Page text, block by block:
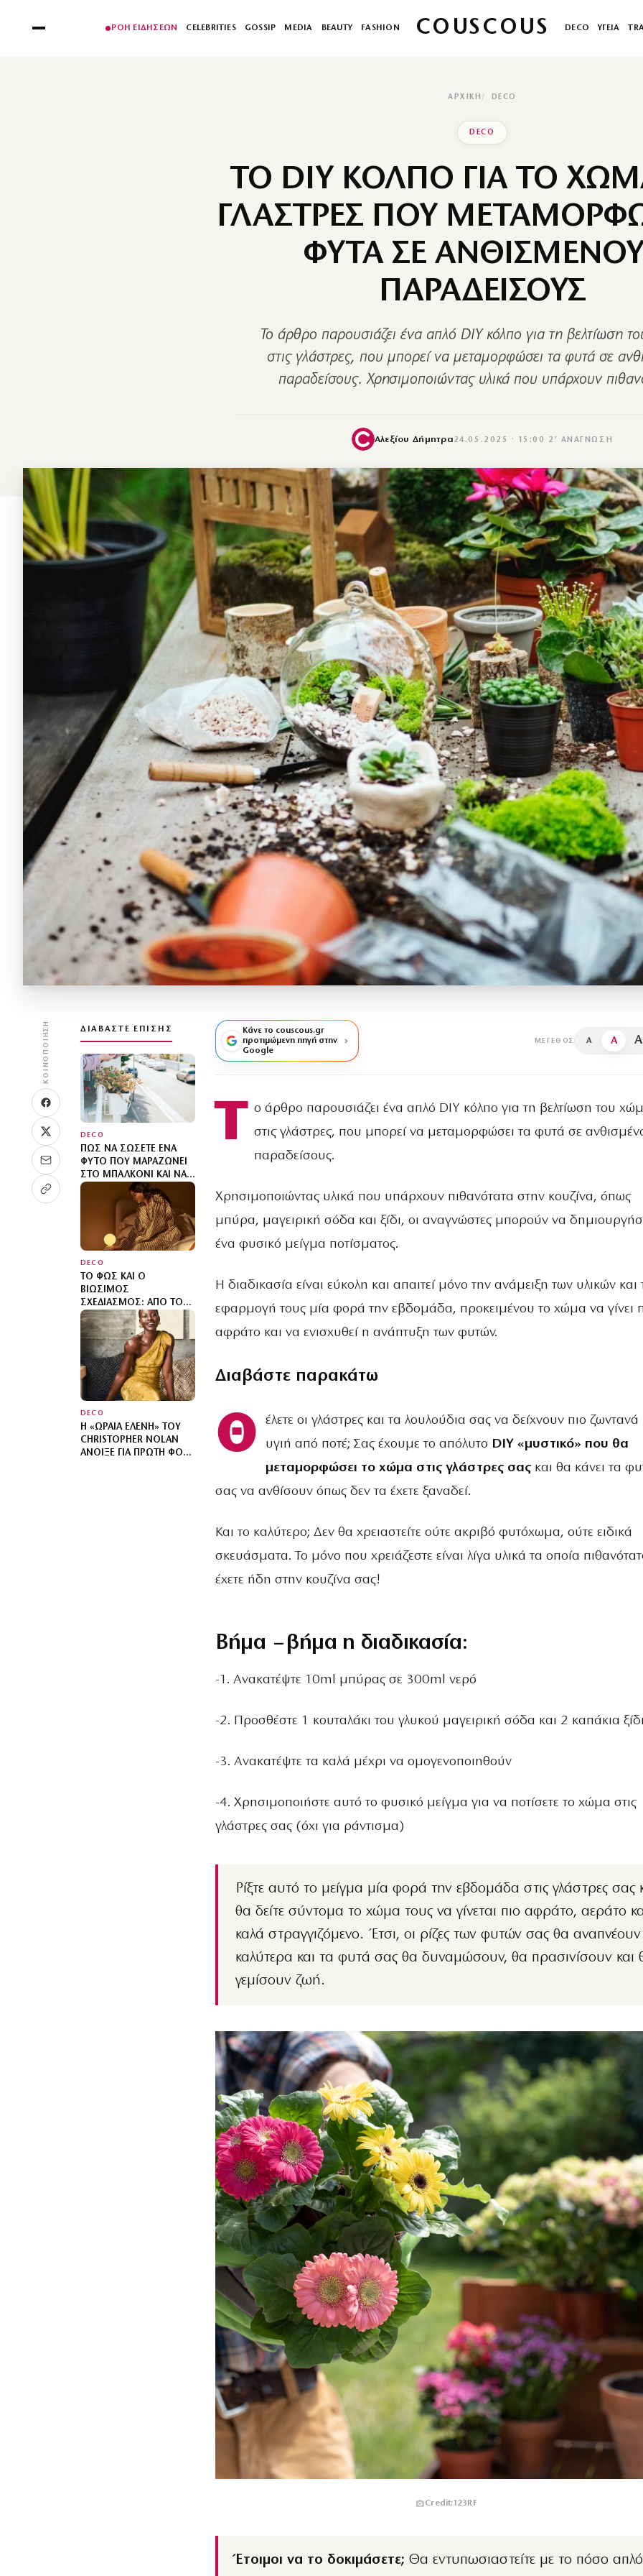
ΡΟΗ ΕΙΔΗΣΕΩΝ CELEBRITIES GOSSIP MEDIA BEAUTY FASHION COUSCOUS DECO ΥΓΕΙΑ
ΑΡΧΙΚΉ DECO
DECO
ΤΟ DIY ΚΟΛΠΟ ΓΙΑ ΤΟ
ΓΛΑΣΤΡΕΣ ΠΟΥ
ΦΥΤΑ ΣΕ
ΠΑΡΑΔΕΙΣΟΥΣ
Το άρθρο παρουσιάζει ένα απλό DIY κόλπο για τη βελτίωση
στις γλάστρες, που μπορεί να μεταμορφώσει τα φυτά σε
παραδείσους. Χρησιμοποιώντας υλικά που υπάρχουν
Αλεξίου Δήμητρα24.05.2025 · 15:00 · 2′ ΑΝΆΓΝΩΣΗ
ΚΟΙΝΟΠΟΊΗΣΗ ΔΙΑΒΆΣΤΕ ΕΠΊΣΗΣ
DECO
ΠΏΣ ΝΑ ΣΏΣΕΤΕ ΈΝΑ
ΦΥΤΌ ΠΟΥ ΜΑΡΑΖΏΝΕΙ
ΣΤΟ ΜΠΑΛΚΌΝΙ ΚΑΙ ΝΑ
ΤΟ ΕΠΑΝΑΦΈΡΕΤΕ
ΓΡΉΓΟΡΑ
DECO
ΤΟ ΦΩΣ ΚΑΙ Ο
ΒΙΏΣΙΜΟΣ
ΣΧΕΔΙΑΣΜΌΣ: ΑΠΌ ΤΟΝ
ΎΠΝΟ ΜΈΧΡΙ ΤΟΝ
ΆΝΘΡΩΠΟ
DECO
Η «ΩΡΑΊΑ ΕΛΈΝΗ» ΤΟΥ
CHRISTOPHER NOLAN
ΆΝΟΙΞΕ ΓΙΑ ΠΡΏΤΗ ΦΟΡΆ
Κάνε το couscous.gr
προτιμώμενη πηγή στην
Google
ΜΈΓΕΘΟΣ A A A
Τ ο άρθρο παρουσιάζει ένα απλό DIY κόλπο για τη βελτίωση του
στις γλάστρες, που μπορεί να μεταμορφώσει τα φυτά σε
παραδείσους.
Χρησιμοποιώντας υλικά που υπάρχουν πιθανότατα στην κουζίνα, όπως
μπύρα, μαγειρική σόδα και ξίδι, οι αναγνώστες μπορούν να
ένα φυσικό μείγμα ποτίσματος.
Η διαδικασία είναι εύκολη και απαιτεί μόνο την ανάμειξη των υλικών και
εφαρμογή τους μία φορά την εβδομάδα, προκειμένου το χώμα να γίνει
αφράτο και να ενισχυθεί η ανάπτυξη των φυτών.
Διαβάστε παρακάτω
Θ
έλετε οι γλάστρες και τα λουλούδια σας να δείχνουν πιο ζωντανά
υγιή από ποτέ; Σας έχουμε το απόλυτο DIY «μυστικό» που θα
μεταμορφώσει το χώμα στις γλάστρες σας και θα κάνει τα
σας να ανθίσουν όπως δεν τα έχετε ξαναδεί.
Και το καλύτερο; Δεν θα χρειαστείτε ούτε ακριβό φυτόχωμα, ούτε ειδικά
σκευάσματα. Το μόνο που χρειάζεστε είναι λίγα υλικά τα οποία
έχετε ήδη στην κουζίνα σας!
Βήμα – βήμα η διαδικασία:
-1. Ανακατέψτε 10ml μπύρας σε 300ml νερό
-2. Προσθέστε 1 κουταλάκι του γλυκού μαγειρική σόδα και 2 καπάκια
-3. Ανακατέψτε τα καλά μέχρι να ομογενοποιηθούν
-4. Χρησιμοποιήστε αυτό το φυσικό μείγμα για να ποτίσετε το χώμα στις
γλάστρες σας (όχι για ράντισμα)
Ρίξτε αυτό το μείγμα μία φορά την εβδομάδα στις γλάστρες σας και
θα δείτε σύντομα το χώμα τους να γίνεται πιο αφράτο, αεράτο
καλά στραγγιζόμενο. Έτσι, οι ρίζες των φυτών σας θα αναπνέουν
καλύτερα και τα φυτά σας θα δυναμώσουν, θα πρασινίσουν και
γεμίσουν ζωή.
Credit:123RF
Έτοιμοι να το δοκιμάσετε; Θα εντυπωσιαστείτε με το πόσο απλό